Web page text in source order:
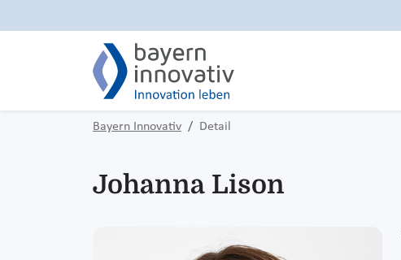
Bayern Innovativ Detail
Johanna Lison